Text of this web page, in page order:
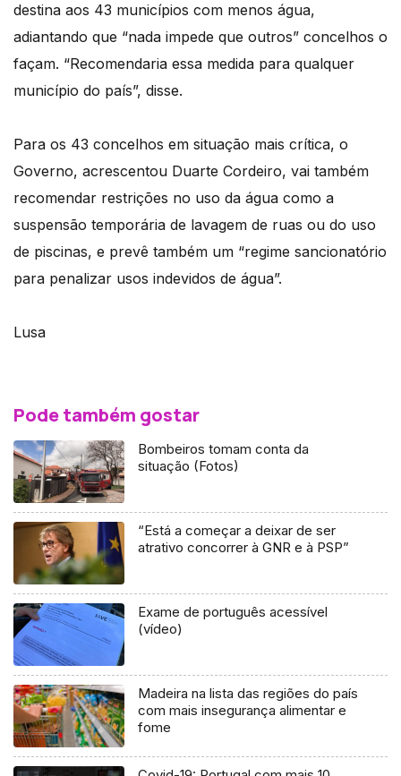
destina aos 43 municípios com menos água,
adiantando que “nada impede que outros” concelhos o
façam. “Recomendaria essa medida para qualquer
município do país”, disse.
Para os 43 concelhos em situação mais crítica, o
Governo, acrescentou Duarte Cordeiro, vai também
recomendar restrições no uso da água como a
suspensão temporária de lavagem de ruas ou do uso
de piscinas, e prevê também um “regime sancionatório
para penalizar usos indevidos de água”.
Lusa
Pode também gostar
Bombeiros tomam conta da
situação (Fotos)
“Está a começar a deixar de ser
atrativo concorrer à GNR e à PSP”
Exame de português acessível
(vídeo)
Madeira na lista das regiões do país
com mais insegurança alimentar e
fome